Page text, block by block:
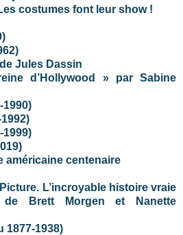
costumes font leur show !
Jules Dassin
d’Hollywood » par Sabine
1990)
1999)
américaine centenaire
L’incroyable histoire vraie
Brett Morgen et Nanette
1877-1938)